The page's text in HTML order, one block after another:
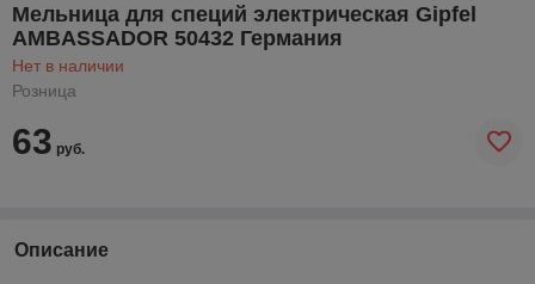
Мельница для специй электрическая Gipfel
AMBASSADOR 50432 Германия
Нет в наличии
Розница
63 руб.
Описание